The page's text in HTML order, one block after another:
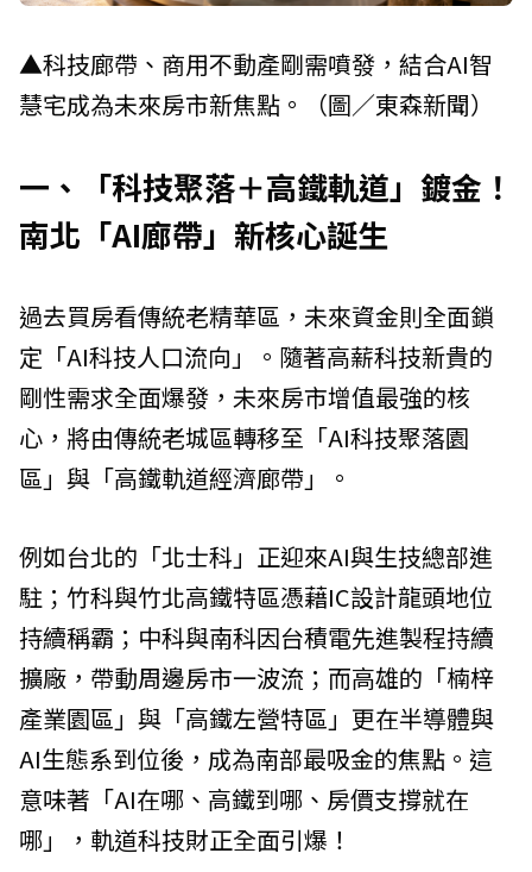
▲科技廊帶、商用不動產剛需噴發，結合AI智
慧宅成為未來房市新焦點。（圖／東森新聞）
一、「科技聚落＋高鐵軌道」鍍金！
南北「AI廊帶」新核心誕生
過去買房看傳統老精華區，未來資金則全面鎖
定「AI科技人口流向」。隨著高薪科技新貴的
剛性需求全面爆發，未來房市增值最強的核
心，將由傳統老城區轉移至「AI科技聚落園
區」與「高鐵軌道經濟廊帶」。
例如台北的「北士科」正迎來AI與生技總部進
駐；竹科與竹北高鐵特區憑藉IC設計龍頭地位
持續稱霸；中科與南科因台積電先進製程持續
擴廠，帶動周邊房市一波流；而高雄的「楠梓
產業園區」與「高鐵左營特區」更在半導體與
AI生態系到位後，成為南部最吸金的焦點。這
意味著「AI在哪、高鐵到哪、房價支撐就在
哪」，軌道科技財正全面引爆！